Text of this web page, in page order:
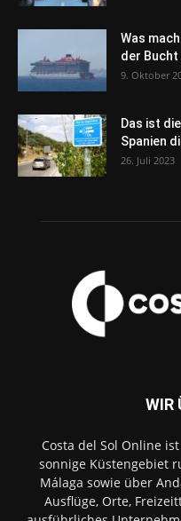
Was
der Bucht
9. Oktober
Das ist
Spanien
26. Juli 2023
WIR
Costa del Sol Online
sonnige Küstengebiet
Málaga sowie über
Ausflüge, Orte,